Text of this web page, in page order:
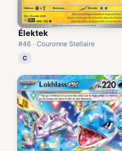
Élektek
#46 · Couronne Stellaire
C